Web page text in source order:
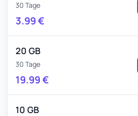
30 Tage
3.99€
20 GB
30 Tage
19.99€
10 GB